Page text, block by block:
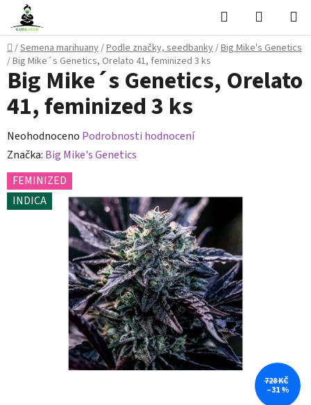
Přejít
obsah
Hledat
KOŠÍK
Domů
/Semena marihuany/Podle značky, seedbanky/Big Mike's Genetics
/Big Mike´s Genetics, Orelato 41, feminized 3 ks
Big Mike´s Genetics, Orelato
41, feminized 3 ks
Průměrné
hodnocení
produktu
je
0,0
Neohodnoceno Podrobnosti hodnocení
Značka: Big Mike's Genetics
FEMINIZED
INDICA
728 KČ
–31 %